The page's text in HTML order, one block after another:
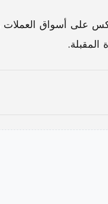
على أسواق